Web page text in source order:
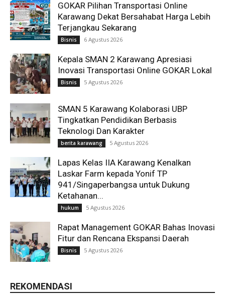
GOKAR Pilihan Transportasi Online
Karawang Dekat Bersahabat Harga Lebih
Terjangkau Sekarang
Bisnis 6 Agustus 2026
Kepala SMAN 2 Karawang Apresiasi
Inovasi Transportasi Online GOKAR Lokal
Bisnis 5 Agustus 2026
SMAN 5 Karawang Kolaborasi UBP
Tingkatkan Pendidikan Berbasis
Teknologi Dan Karakter
berita karawang 5 Agustus 2026
Lapas Kelas IIA Karawang Kenalkan
Laskar Farm kepada Yonif TP
941/Singaperbangsa untuk Dukung
Ketahanan...
hukum 5 Agustus 2026
Rapat Management GOKAR Bahas Inovasi
Fitur dan Rencana Ekspansi Daerah
Bisnis 5 Agustus 2026
REKOMENDASI